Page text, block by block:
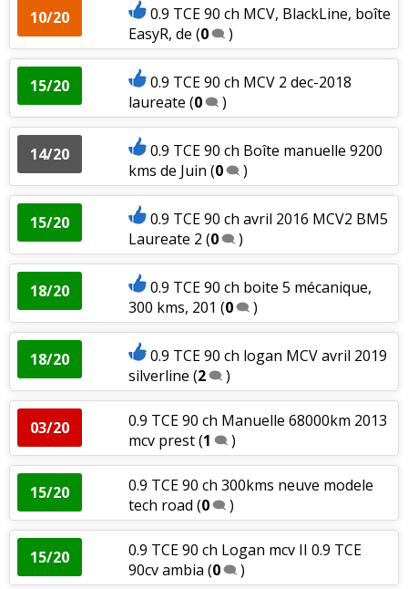
10/20
0.9 TCE 90 ch MCV, BlackLine, boîte
EasyR, de (0 )
15/20
0.9 TCE 90 ch MCV 2 dec-2018
laureate (0 )
14/20
0.9 TCE 90 ch Boîte manuelle 9200
kms de Juin (0 )
15/20
0.9 TCE 90 ch avril 2016 MCV2 BM5
Laureate 2 (0 )
18/20
0.9 TCE 90 ch boite 5 mécanique,
300 kms, 201 (0 )
18/20
0.9 TCE 90 ch logan MCV avril 2019
silverline (2 )
03/20
0.9 TCE 90 ch Manuelle 68000km 2013
mcv prest(1 )
15/20
0.9 TCE 90 ch 300kms neuve modele
tech road (0 )
15/20
0.9 TCE 90 ch Logan mcv II 0.9 TCE
90cv ambia (0 )